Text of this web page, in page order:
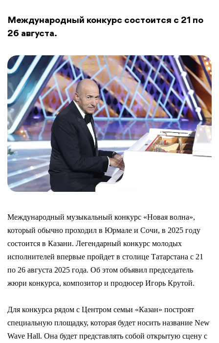
Международный конкурс состоится с 21 по
26 августа.
Международный музыкальный конкурс «Новая волна»,
который обычно проходил в Юрмале и Сочи, в 2025 году
состоится в Казани. Легендарный конкурс молодых
исполнителей впервые пройдет в столице Татарстана с 21
по 26 августа 2025 года. Об этом объявил председатель
жюри конкурса, композитор и продюсер Игорь Крутой.
Для конкурса рядом с Центром семьи «Казан» построят
специальную площадку, которая будет носить название New
Wave Hall. Она будет представлять собой открытую сцену с